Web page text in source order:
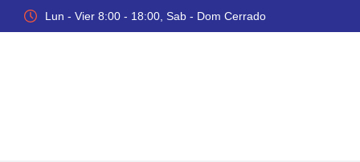
Lun - Vier 8:00 - 18:00, Sab - Dom Cerrado